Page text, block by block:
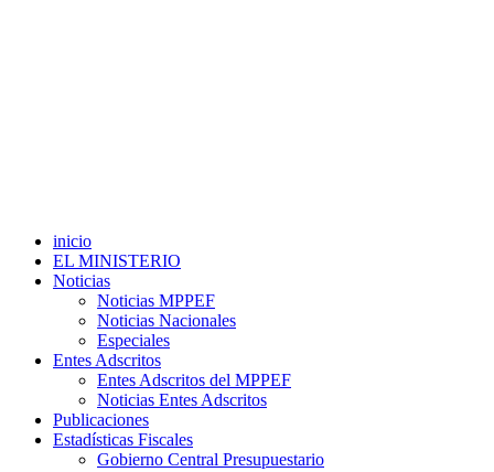
inicio
EL MINISTERIO
Noticias
Noticias MPPEF
Noticias Nacionales
Especiales
Entes Adscritos
Entes Adscritos del MPPEF
Noticias Entes Adscritos
Publicaciones
Estadísticas Fiscales
Gobierno Central Presupuestario